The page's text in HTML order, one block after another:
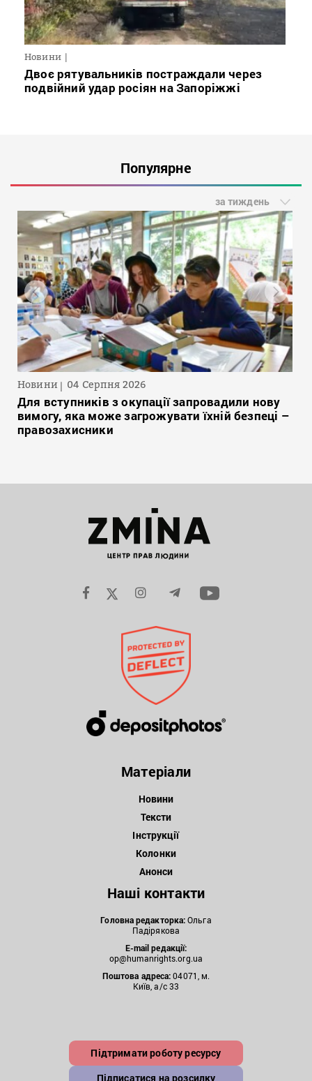
Новини
Двоє рятувальників постраждали через
подвійний удар росіян на Запоріжжі
Популярне
за тиждень
Новини 04 Серпня 2026
Для вступників з окупації запровадили нову
вимогу, яка може загрожувати їхній безпеці –
правозахисники
Матеріали
Новини
Тексти
Інструкції
Колонки
Анонси
Наші контакти
Головна редакторка:Ольга
Падірякова
E-mail редакції:
op@humanrights.org.ua
Поштова адреса:04071, м.
Київ, а/с 33
Підтримати роботу ресурсу
Підписатися на розсилку